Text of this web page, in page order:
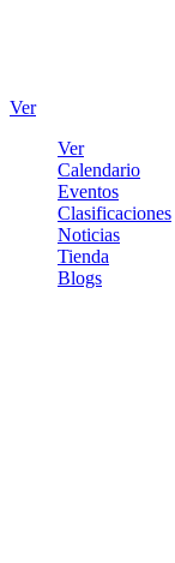
Ver
Ver
Calendario
Eventos
Clasificaciones
Noticias
Tienda
Blogs